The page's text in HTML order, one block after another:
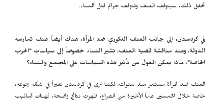
تحقق ذلك، سيتوقف العنف وتتوقف جرائم قتل النساء.
في كردستان، إلى جانب العنف الذكوري ضد المرأة، هناك أيضاً عنف تمارسه
الدولة، وعند مناقشة قضية العنف، تشير النساء خصوصاً إلى سياسات "الحرب
الخاصة"، ماذا يمكن القول عن تأثير هذه السياسات على المجتمع والنساء؟
العنف ضد المرأة مستمر منذ سنوات، لكننا نرى في كردستان تغيراً في شكله ونوعه،
خاصة خلال الخمسين عاماً الأخيرة من الصراع، ظهرت نتائج واضحة، فهناك أساليب